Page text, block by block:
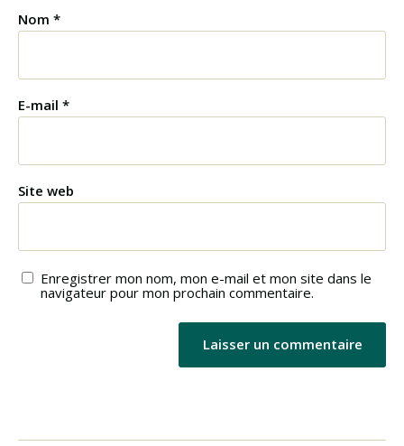
Nom *
E-mail *
Site web
Enregistrer mon nom, mon e-mail et mon site dans le
navigateur pour mon prochain commentaire.